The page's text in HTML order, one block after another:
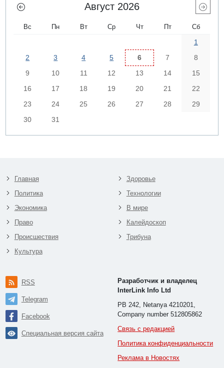
Август 2026
Вс Пн Вт Ср Чт Пт Сб
1
2
3 4 5 6 7
8
9
10 11 12 13 14
15
16
17 18 19 20 21
22
23
24 25 26 27 28
29
30
31
Главная
Политика
Экономика
Право
Происшествия
Культура
Здоровье
Технологии
В мире
Калейдоскоп
Трибуна
RSS
Telegram
Facebook
Специальная версия сайта
Разработчик и владелец
InterLink Info Ltd
PB 242, Netanya 4210201,
Company number 512805862
Связь с редакцией
Политика конфиденциальности
Реклама в Новостях